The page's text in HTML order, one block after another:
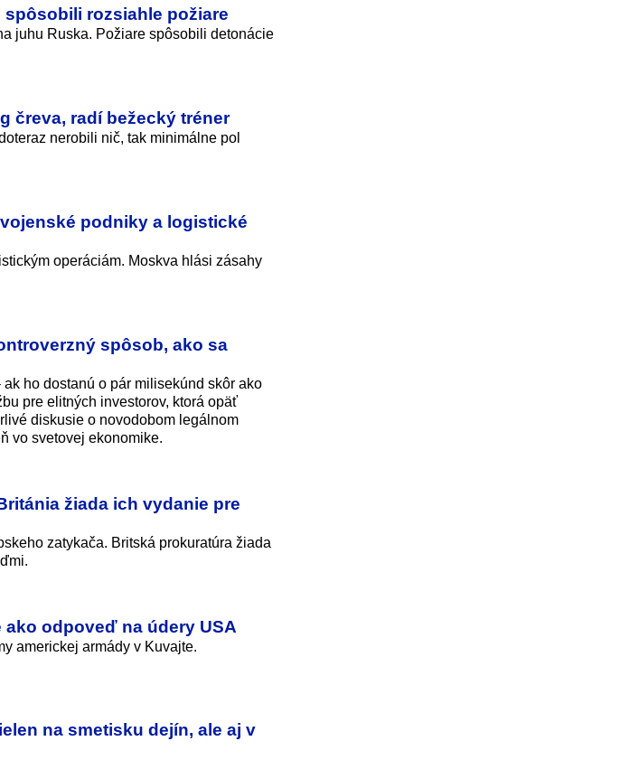
rozsiahle požiare
juhu Ruska. Požiare spôsobili detonácie
čreva, radí bežecký tréner
nerobili nič, tak minimálne pol
podniky a logistické
operáciám. Moskva hlási zásahy
spôsob, ako sa
ho dostanú o pár milisekúnd skôr ako
pre elitných investorov, ktorá opäť
diskusie o novodobom legálnom
vo svetovej ekonomike.
žiada ich vydanie pre
zatykača. Britská prokuratúra žiada
odpoveď na údery USA
americkej armády v Kuvajte.
na smetisku dejín, ale aj v